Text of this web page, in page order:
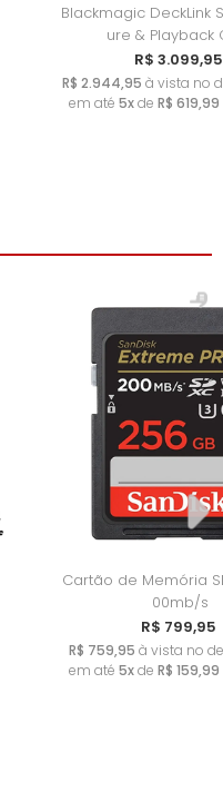
Blackmagic DeckLink
ure & Playback
R$ 3.099,95
R$ 2.944,95 à vista no
em até 5xde R$ 619,99
Cartão de Memória
00mb/s
R$ 799,95
R$ 759,95 à vista no
em até 5xde R$ 159,99